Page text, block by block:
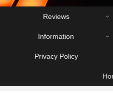
Reviews
Information
Privacy Policy